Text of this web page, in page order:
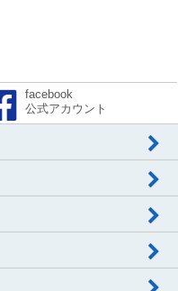
facebook
公式アカウント